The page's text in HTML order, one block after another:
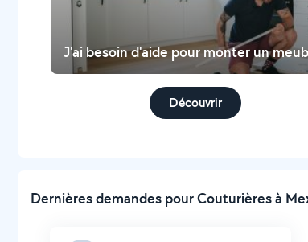
J'ai besoin d'aide pour monter un
Découvrir
Dernières demandes pour Couturières à